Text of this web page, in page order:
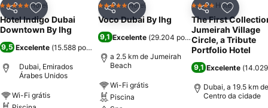
PartilharAdicionar aos favoritos
5 EstrelasHotel
Hotel Indigo Dubai
Downtown By Ihg
9,5 Excelente (15.588 pontuações
Dubai, Emirados
Árabes Unidos
Wi-Fi grátis
PartilharAdicionar aos favoritos
5 EstrelasHotel
Voco Dubai By Ihg
9,1 Excelente (29.204 pontuações
a 2.5 km de Jumeirah
Beach
Wi-Fi grátis
Piscina
Partilhar
4 EstrelasHotel
The First
Jumeirah Village
Circle, a Tribute
Portfolio Hotel
9,1 Excelente (
Dubai, a 19.5 km de
Centro da cidade